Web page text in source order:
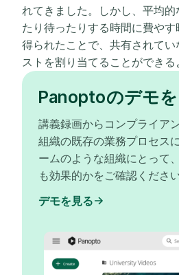
れてきました。しかし、平均
たり待ったりする時間に費や
得られたことで、共有されて
ストを割り当てることができる
Panoptoのデモ
講義録画からコンプライア
組織の既存の業務プロセス
ームのような組織にとって
も効果的かをご確認ください
デモを見る